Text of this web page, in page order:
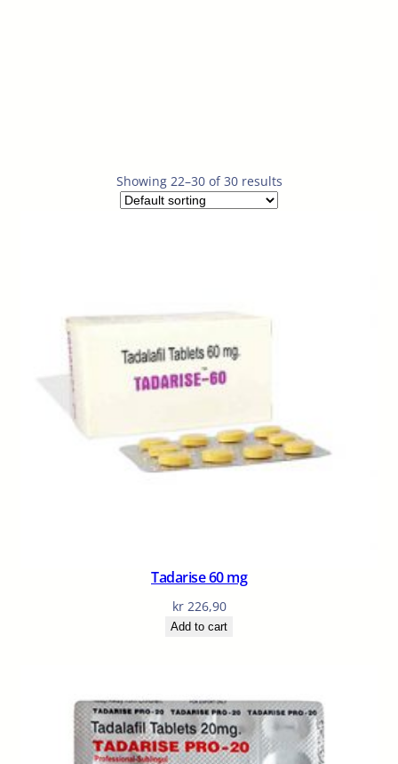
Showing 22–30 of 30 results
Tadarise 60 mg
kr226,90
Add to cart